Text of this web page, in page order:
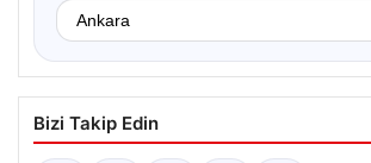
Bizi Takip Edin